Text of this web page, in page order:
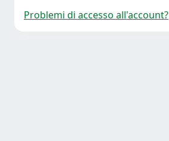
Problemi di accesso all'account?